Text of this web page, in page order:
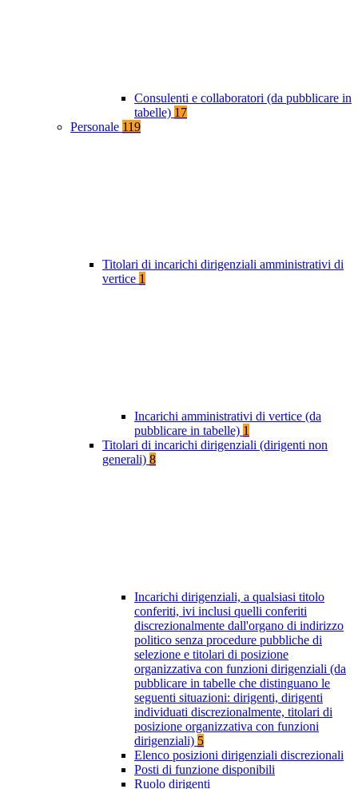
Consulenti e collaboratori (da pubblicare in
tabelle) 17
Personale 119
Titolari di incarichi dirigenziali amministrativi di
vertice 1
Incarichi amministrativi di vertice (da
pubblicare in tabelle) 1
Titolari di incarichi dirigenziali (dirigenti non
generali) 8
Incarichi dirigenziali, a qualsiasi titolo
conferiti, ivi inclusi quelli conferiti
discrezionalmente dall'organo di indirizzo
politico senza procedure pubbliche di
selezione e titolari di posizione
organizzativa con funzioni dirigenziali (da
pubblicare in tabelle che distinguano le
seguenti situazioni: dirigenti, dirigenti
individuati discrezionalmente, titolari di
posizione organizzativa con funzioni
dirigenziali) 5
Elenco posizioni dirigenziali discrezionali
Posti di funzione disponibili
Ruolo dirigenti